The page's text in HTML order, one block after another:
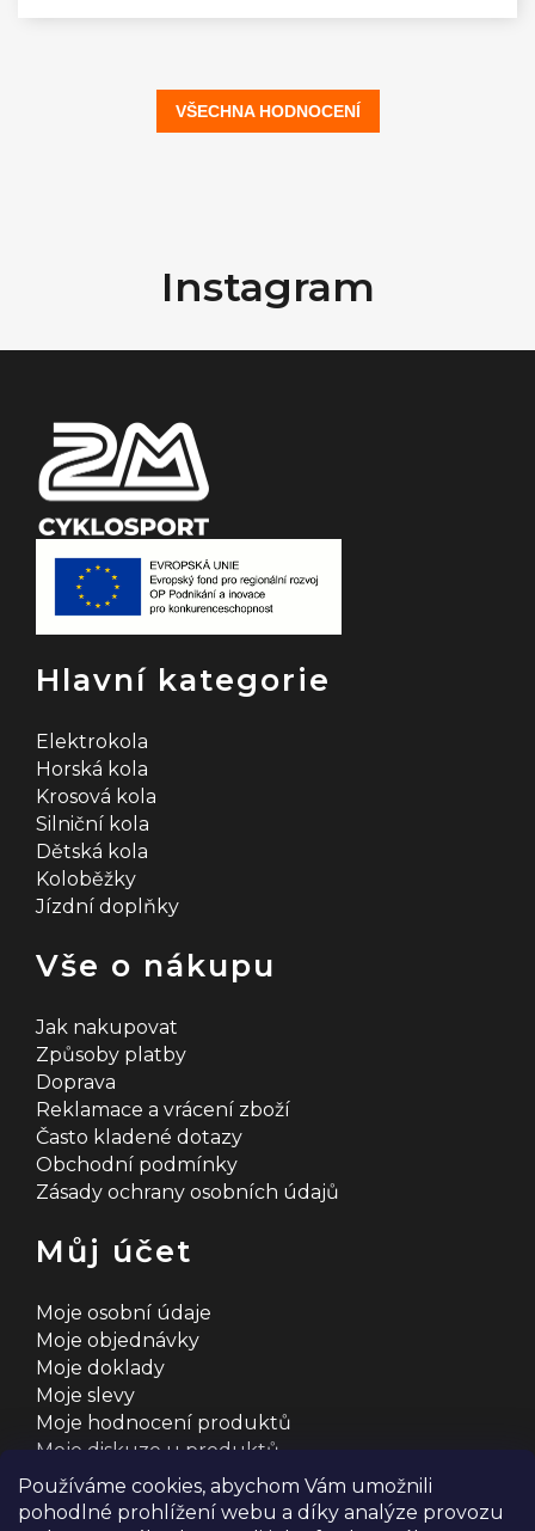
Používáme cookies, abychom Vám umožnili
pohodlné prohlížení webu a díky analýze provozu
VŠECHNA HODNOCENÍ
t
Instagram
Hlavní kategorie
Elektrokola
Horská kola
Krosová kola
Silniční kola
Dětská kola
Koloběžky
Jízdní doplňky
Vše o nákupu
Jak nakupovat
Způsoby platby
Doprava
Reklamace a vrácení zboží
Často kladené dotazy
Obchodní podmínky
Zásady ochrany osobních údajů
Můj účet
Moje osobní údaje
Moje objednávky
Moje doklady
Moje slevy
Moje hodnocení produktů
Moje diskuze u produktů